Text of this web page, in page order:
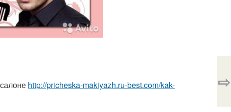
http://pricheska-makiyazh.ru-best.com/kak-
⇨